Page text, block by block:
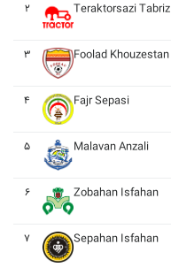
۲ Teraktorsazi Tabriz
۳ Foolad Khouzestan
۴ Fajr Sepasi
۵ Malavan Anzali
۶ Zobahan Isfahan
۷ Sepahan Isfahan